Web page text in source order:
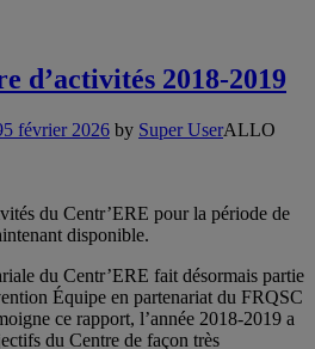
d’activités 2018-2019
5 février 2026 by Super UserALLO
du Centr’ERE pour la période de
disponible.
du Centr’ERE fait désormais partie
Équipe en partenariat du FRQSC
ce rapport, l’année 2018-2019 a
du Centre de façon très